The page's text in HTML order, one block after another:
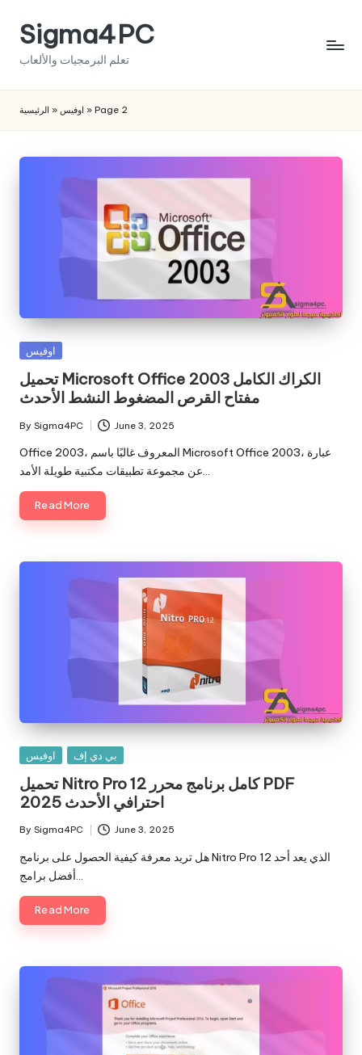
SkipSigma4PC
تعلم البرمجيات والألعاب
الرئيسية » اوفيس » Page 2
Posted
اوفيس
تحميل Microsoft Office 2003 الكراك الكامل
مفتاح القرص المضغوط النشط الأحدث
Posted
by
By Sigma4PC June 3, 2025
Office 2003، المعروف غالبًا باسم Microsoft Office 2003، عبارة
عن مجموعة تطبيقات مكتبية طويلة الأمد…
Read More
Posted
اوفيس بي دي إف
تحميل Nitro Pro 12 كامل برنامج محرر PDF
احترافي الأحدث 2025
Posted
By Sigma4PC June 3, 2025
هل تريد معرفة كيفية الحصول على برنامج Nitro Pro 12 الذي يعد أحد
أفضل برامج…
Read More